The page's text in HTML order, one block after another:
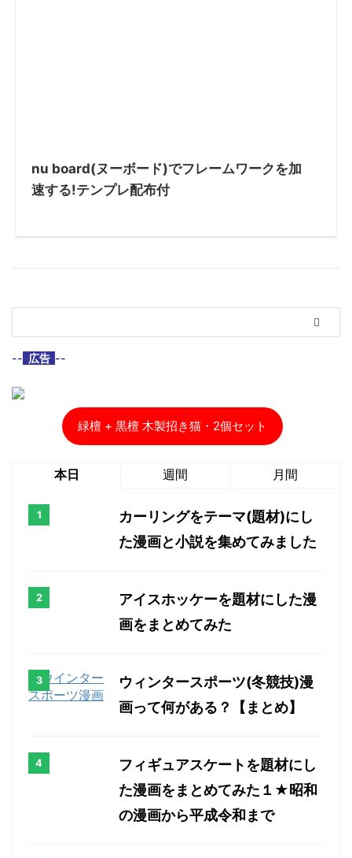
nu board(ヌーボード)でフレームワークを加
速する!テンプレ配布付
-- 広告 --
緑檀 + 黒檀 木製招き猫・2個セット
本日 週間 月間
カーリングをテーマ(題材)にし
た漫画と小説を集めてみました
アイスホッケーを題材にした漫
画をまとめてみた
ウィンタースポーツ(冬競技)漫
画って何がある？【まとめ】
フィギュアスケートを題材にし
た漫画をまとめてみた１★昭和
の漫画から平成令和まで